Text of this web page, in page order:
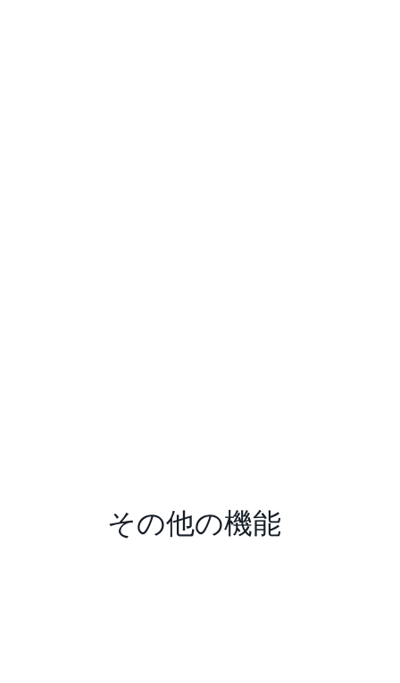
その他の機能